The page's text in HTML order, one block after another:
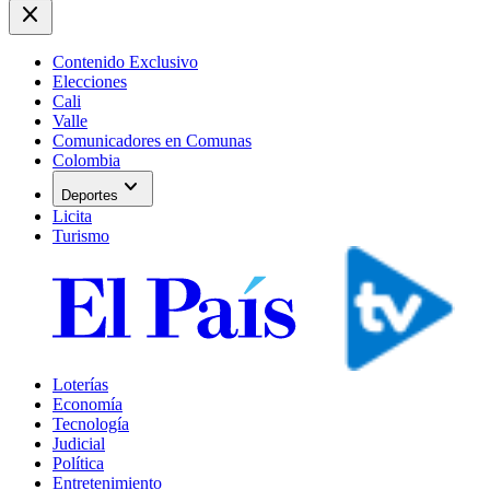
close
Contenido Exclusivo
Elecciones
Cali
Valle
Comunicadores en Comunas
Colombia
Deportes expand_more
Licita
Turismo
Loterías
Economía
Tecnología
Judicial
Política
Entretenimiento